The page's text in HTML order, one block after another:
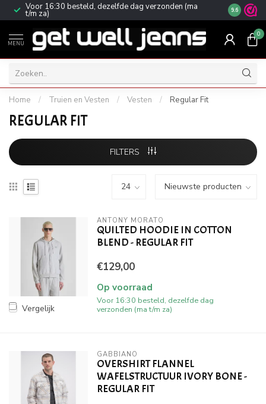
Voor 16:30 besteld, dezelfde dag verzonden (ma
t/m za) Gratis
9.6
MENU
0
Home / Truien en Vesten / Vesten / Regular Fit
REGULAR FIT
FILTERS
Vergelijk
ANTONY MORATO
QUILTED HOODIE IN COTTON
BLEND - REGULAR FIT
€129,00
Op voorraad
Voor 16:30 besteld, dezelfde dag
verzonden (ma t/m za)
GABBIANO
OVERSHIRT FLANNEL
WAFELSTRUCTUUR IVORY BONE -
REGULAR FIT